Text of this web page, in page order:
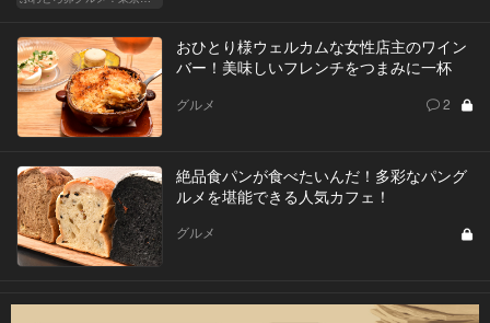
おひとり様ウェルカムな女性店主のワイン
バー！美味しいフレンチをつまみに一杯
グルメ 2
絶品食パンが食べたいんだ！多彩なパング
ルメを堪能できる人気カフェ！
グルメ